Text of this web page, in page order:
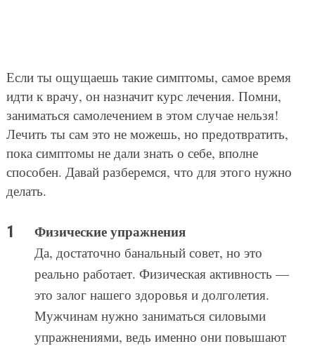
Если ты ощущаешь такие симптомы, самое время
идти к врачу, он назначит курс лечения. Помни,
заниматься самолечением в этом случае нельзя!
Лечить ты сам это не можешь, но предотвратить,
пока симптомы не дали знать о себе, вполне
способен. Давай разберемся, что для этого нужно
делать.
Физические упражнения
Да, достаточно банальный совет, но это
реально работает. Физическая активность —
это залог нашего здоровья и долголетия.
Мужчинам нужно заниматься силовыми
упражнениями, ведь именно они повышают